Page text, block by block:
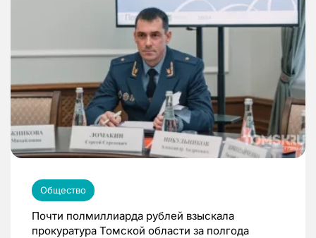
Общество
Почти полмиллиарда рублей взыскала
прокуратура Томской области за полгода